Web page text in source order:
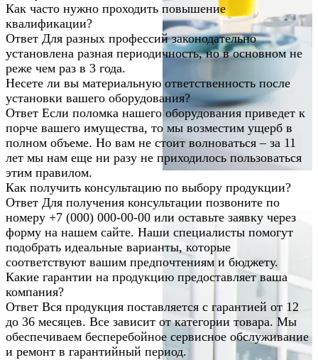
Как часто нужно проходить повышение
квалификации?
Ответ Для разных профессий законодательно
установлена разная периодичность, но в основном не
реже чем раз в 3 года.
Несете ли вы материальную ответственность после
установки вашего оборудования?
Ответ Если поломка нашего оборудования приведет к
порче вашего имущества, то мы возместим ущерб в
полном объеме. Но вам не стоит волноваться – за 11
лет мы нам еще ни разу не приходилось пользоваться
этим правилом.
Как получить консультацию по выбору продукции?
Ответ Для получения консультации позвоните по
номеру +7 (000) 000-00-00 или оставьте заявку через
форму на нашем сайте. Наши специалисты помогут
подобрать идеальные варианты, которые
соответствуют вашим предпочтениям и бюджету.
Какие гарантии на продукцию предоставляет ваша
компания?
Ответ Вся продукция поставляется с гарантией от 12
до 36 месяцев. Все зависит от категории товара. Мы
обеспечиваем бесперебойное сервисное обслуживание
и ремонт в гарантийный период.